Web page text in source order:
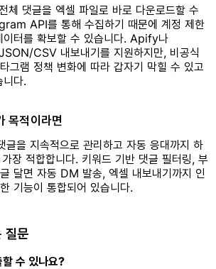
체 댓글을 엑셀 파일로 바로 다운로드할 수
API를 통해 수집하기 때문에 계정 제한
이터를 확보할 수 있습니다. Apify나
CSV 내보내기를 지원하지만, 비공식
그램 정책 변화에 따라 갑자기 막힐 수 있고
다.
목적이라면
글을 지속적으로 관리하고 자동 응대까지 하
장 적합합니다. 키워드 기반 댓글 필터링, 부
달면 자동 DM 발송, 엑셀 내보내기까지 인
기능이 통합되어 있습니다.
질문
수 있나요?